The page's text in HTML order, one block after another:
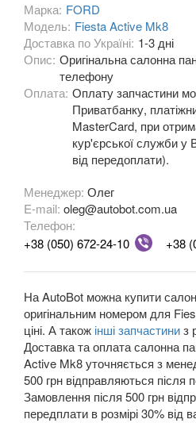
Focus Mk3 С346 (CB8)
Fiesta Mk7 (JA8)
Fiesta Mk8
Fiesta Active Mk8
F-150 XII (P415)
F-150 XIII (P552)
Galaxy Mk2 (VX, VY, WGR)
Galaxy Mk3 (CA1, WA6)
KA Mk2 (RU8)
KA Mk3
KA+
KA+ Active
Марка: FORD
Модель: Fiesta Active Mk8
Доставка по Україні: 1-3 дні
Опис: Оригінальна салонна
телефону
Оплата: Оплату запчастини
Приватбанку,
MasterCard, при
кур'єрської служби у
від передоплати).
Менеджер: Олег
E-mail: oleg@autobot.com.ua
Телефон:
+38 (050) 672-24-10
+38
На AutoBot можна купити
оригінальним номером для
ціні. А також інші запчастиниз
Доставка та оплата салонна
Active Mk8 уточняється з
500 грн відправляються після
Замовлення після 500 грн
передплати в розмірі 30% від